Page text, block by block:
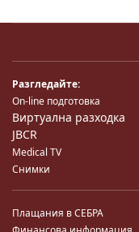
Разгледайте:
On-line подготовка
Виртуална разходка
JBCR
Medical TV
Снимки
Плащания в СЕБРА